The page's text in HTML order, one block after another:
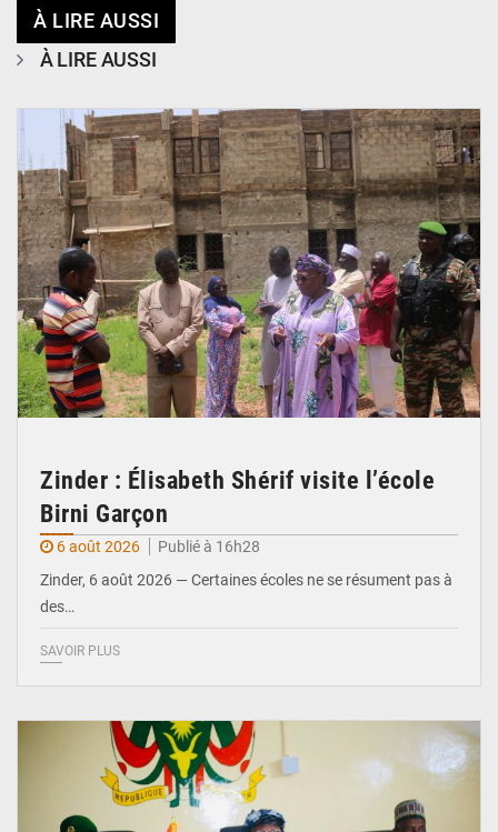
À LIRE AUSSI
À LIRE AUSSI
Zinder : Élisabeth Shérif visite l’école
Birni Garçon
6 août 2026
Publié à 16h28
Zinder, 6 août 2026 — Certaines écoles ne se résument pas à
des…
SAVOIR PLUS